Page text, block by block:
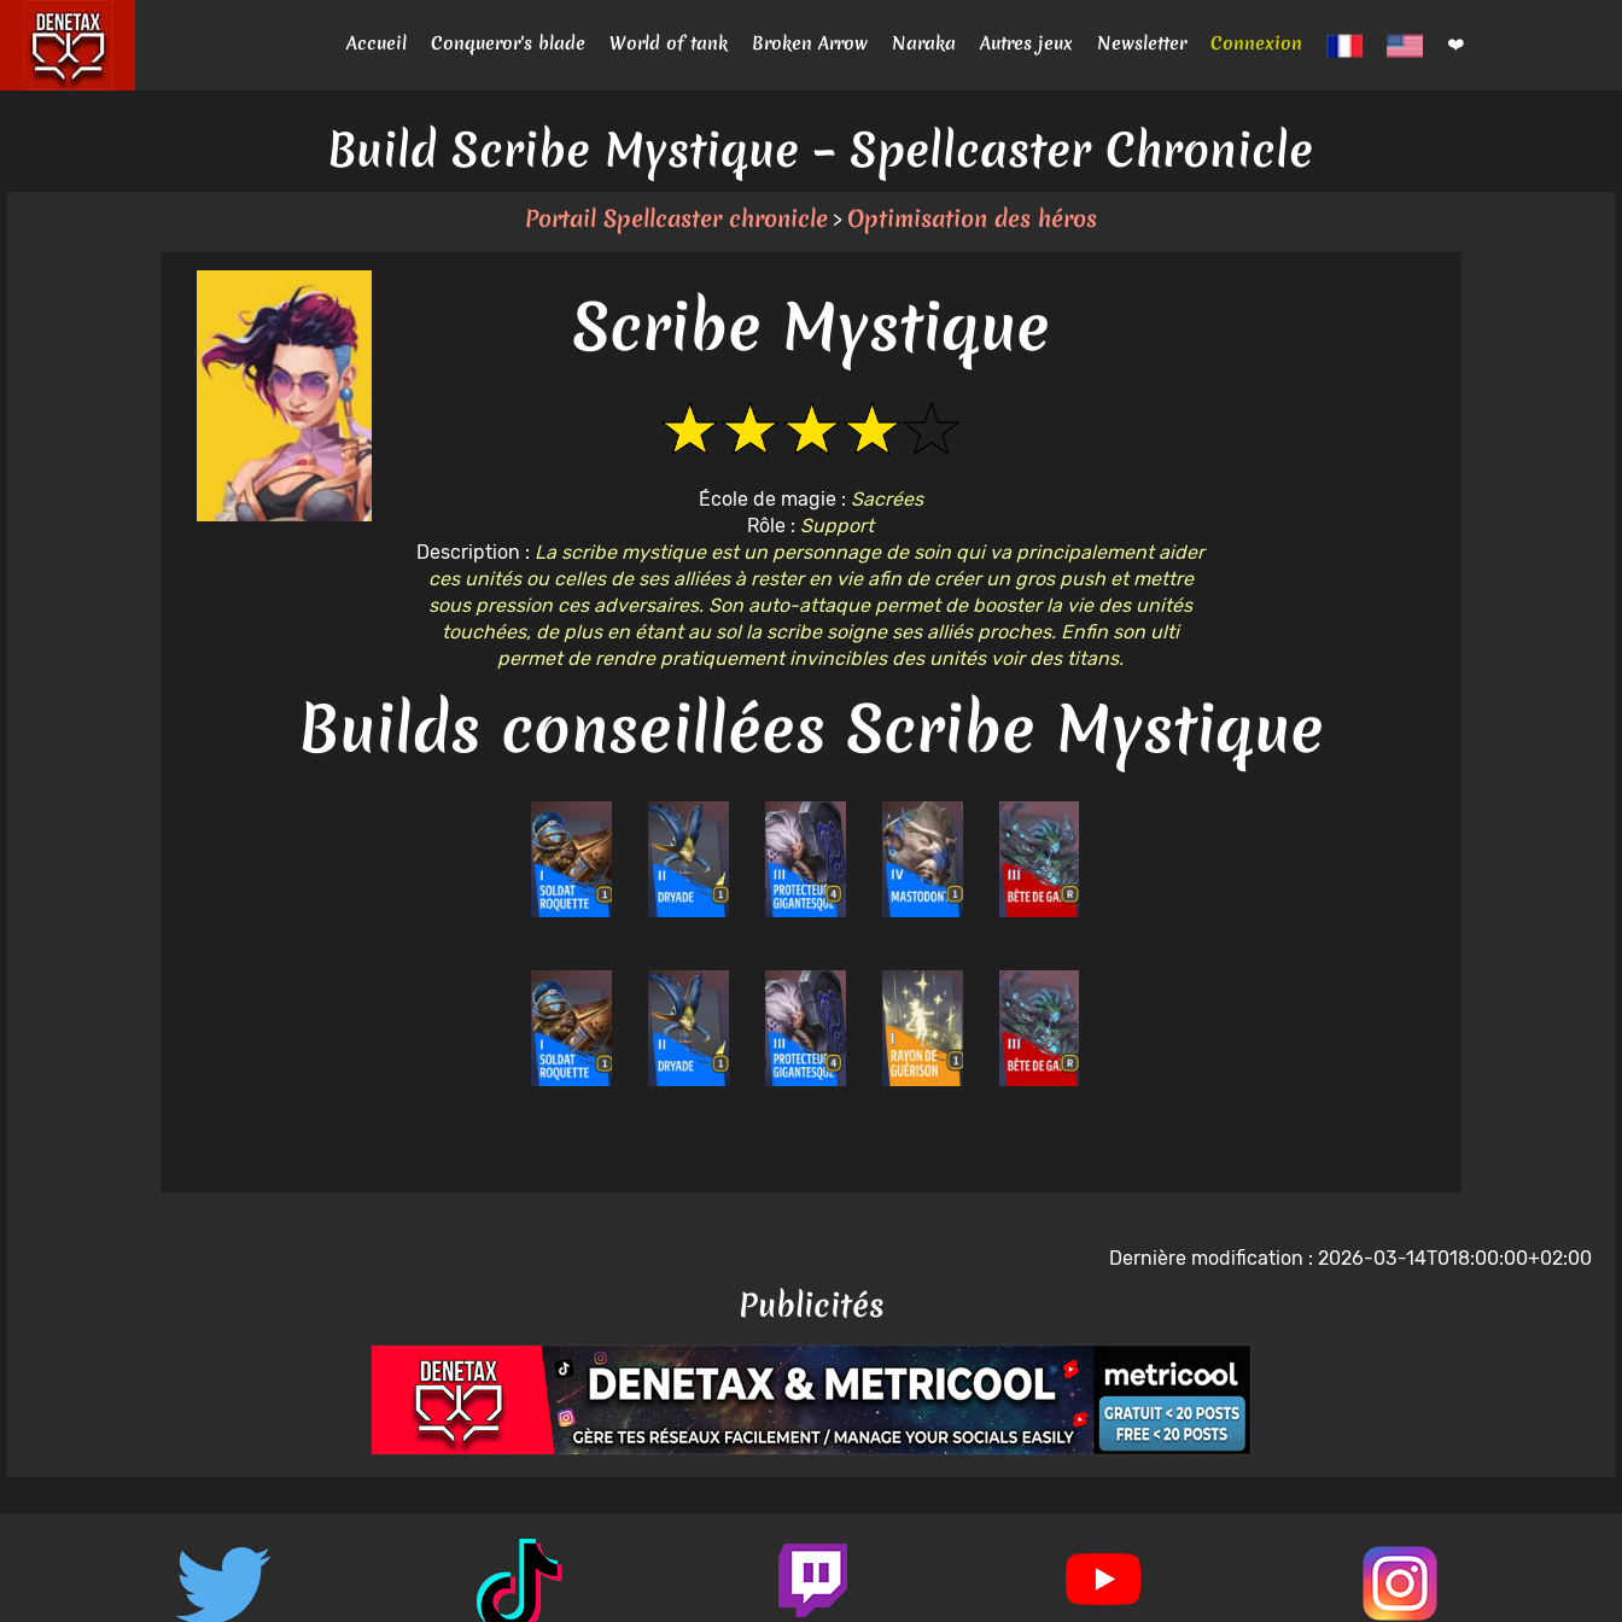
Accueil Conqueror's blade World of tank Broken Arrow Naraka Autres jeux Newsletter Connexion ❤️
Build Scribe Mystique – Spellcaster Chronicle
Portail Spellcaster chronicle > Optimisation des héros
Scribe Mystique
École de magie : Sacrées
Rôle : Support
Description : La scribe mystique est un personnage de soin qui va principalement aider
ces unités ou celles de ses alliées à rester en vie afin de créer un gros push et mettre
sous pression ces adversaires. Son auto-attaque permet de booster la vie des unités
touchées, de plus en étant au sol la scribe soigne ses alliés proches. Enfin son ulti
permet de rendre pratiquement invincibles des unités voir des titans.
Builds conseillées Scribe Mystique
Dernière modification : 2026-03-14T018:00:00+02:00
Publicités